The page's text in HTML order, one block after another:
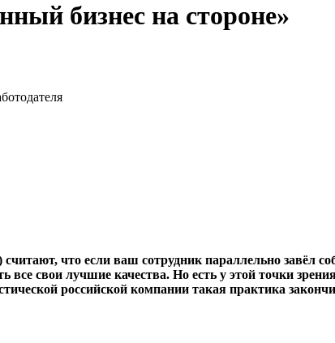
бизнес на стороне»
что если ваш сотрудник параллельно завёл
свои лучшие качества. Но есть у этой точки
российской компании такая практика